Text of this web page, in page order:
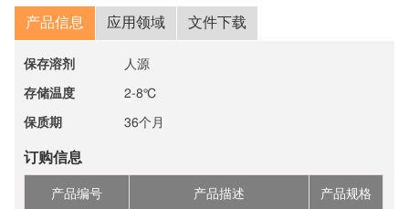
产品信息 应用领域 文件下载
保存溶剂 人源
存储温度 2-8℃
保质期 36个月
订购信息
产品编号 产品描述 产品规格